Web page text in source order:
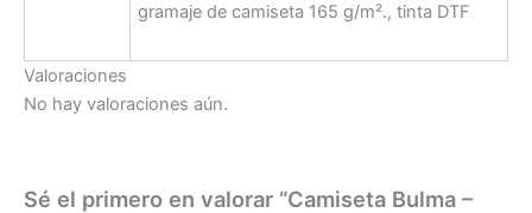
gramaje de camiseta 165 g/m²., tinta DTF
Valoraciones
No hay valoraciones aún.
Sé el primero en valorar “Camiseta Bulma –